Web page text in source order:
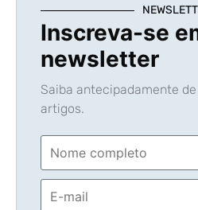
Inscreva-se
newsletter
Saiba antecipadamente
artigos.